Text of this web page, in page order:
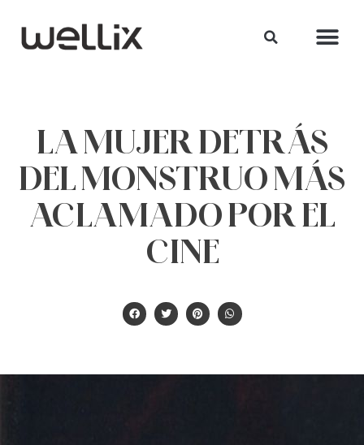
LA MUJER DETRÁS
DEL MONSTRUO MÁS
ACLAMADO POR EL
CINE